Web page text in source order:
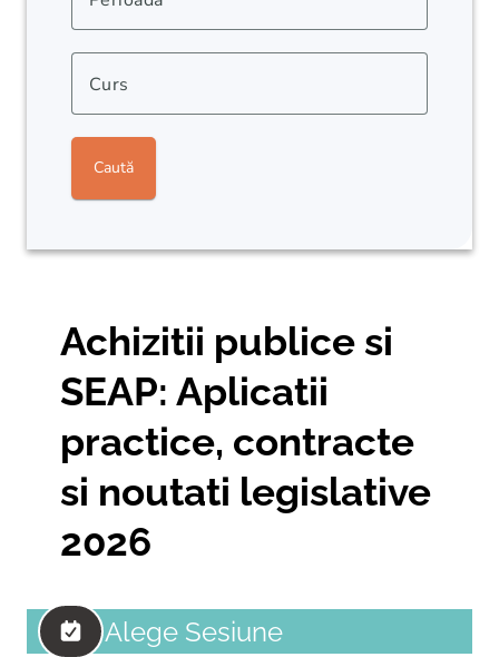
Curs
Caută
Achizitii publice si
SEAP: Aplicatii
practice, contracte
si noutati legislative
2026
Alege Sesiune